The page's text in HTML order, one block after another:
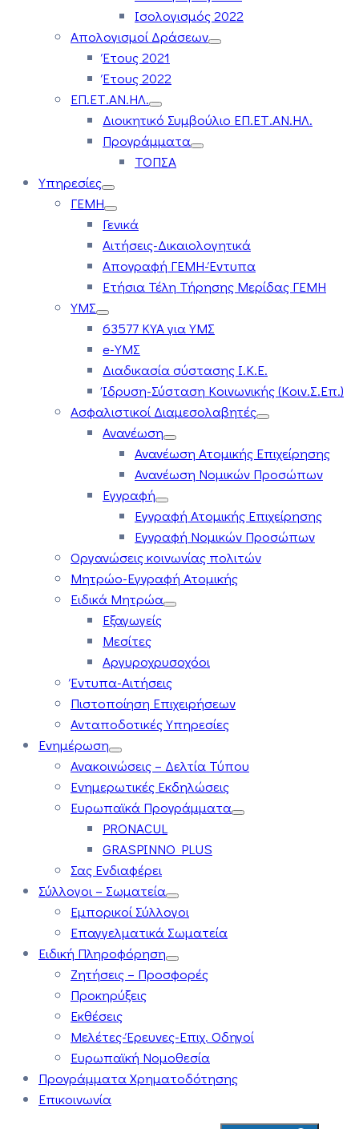
Ισολογισμός 2022
Απολογισμοί Δράσεων
Έτους 2021
Έτους 2022
ΕΠ.ΕΤ.ΑΝ.ΗΛ.
Διοικητικό Συμβούλιο ΕΠ.ΕΤ.ΑΝ.ΗΛ.
Προγράμματα
ΤΟΠΣΑ
Υπηρεσίες
ΓΕΜΗ
Γενικά
Αιτήσεις-Δικαιολογητικά
Απογραφή ΓΕΜΗ-Έντυπα
Ετήσια Τέλη Τήρησης Μερίδας ΓΕΜΗ
ΥΜΣ
63577 ΚΥΑ για ΥΜΣ
e-ΥΜΣ
Διαδικασία σύστασης Ι.Κ.Ε.
Ίδρυση-Σύσταση Κοινωνικής (Κοιν.Σ.Επ.)
Ασφαλιστικοί Διαμεσολαβητές
Ανανέωση
Ανανέωση Ατομικής Επιχείρησης
Ανανέωση Νομικών Προσώπων
Εγγραφή
Εγγραφή Ατομικής Επιχείρησης
Εγγραφή Νομικών Προσώπων
Οργανώσεις κοινωνίας πολιτών
Μητρώο-Εγγραφή Ατομικής
Ειδικά Μητρώα
Εξαγωγείς
Μεσίτες
Αργυροχρυσοχόοι
Έντυπα-Αιτήσεις
Πιστοποίηση Επιχειρήσεων
Ανταποδοτικές Υπηρεσίες
Ενημέρωση
Ανακοινώσεις – Δελτία Τύπου
Ενημερωτικές Εκδηλώσεις
Ευρωπαϊκά Προγράμματα
PRONACUL
GRASPINNO PLUS
Σας Ενδιαφέρει
Σύλλογοι – Σωματεία
Εμπορικοί Σύλλογοι
Επαγγελματικά Σωματεία
Ειδική Πληροφόρηση
Ζητήσεις – Προσφορές
Προκηρύξεις
Εκθέσεις
Μελέτες-Έρευνες-Επιχ. Οδηγοί
Ευρωπαϊκή Νομοθεσία
Προγράμματα Χρηματοδότησης
Επικοινωνία